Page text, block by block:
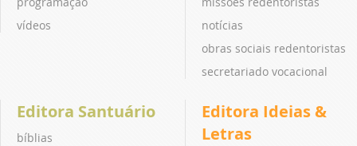
vídeos
notícias
obras sociais redentoristas
secretariado vocacional
Editora Santuário
bíblias
Editora Ideias &
Letras